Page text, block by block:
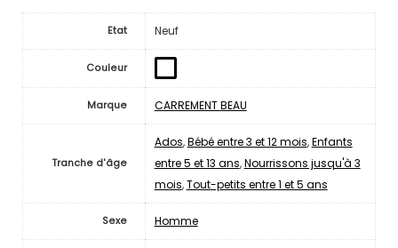
Etat Neuf
Couleur
Marque CARREMENT BEAU
Tranche d'âge
Ados,Bébé entre 3 et 12 mois,Enfants
entre 5 et 13 ans,Nourrissons jusqu'à 3
mois,Tout-petits entre 1 et 5 ans
Sexe Homme